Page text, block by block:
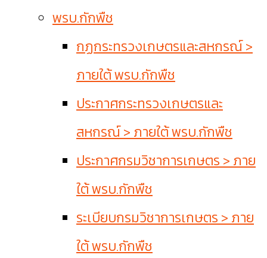
พรบ.กักพืช
กฏกระทรวงเกษตรและสหกรณ์ >
ภายใต้ พรบ.กักพืช
ประกาศกระทรวงเกษตรและ
สหกรณ์ > ภายใต้ พรบ.กักพืช
ประกาศกรมวิชาการเกษตร > ภาย
ใต้ พรบ.กักพืช
ระเบียบกรมวิชาการเกษตร > ภาย
ใต้ พรบ.กักพืช